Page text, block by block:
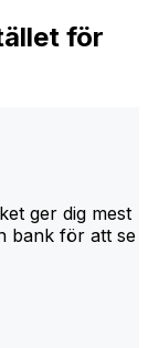
för
ger dig mest
bank för att se